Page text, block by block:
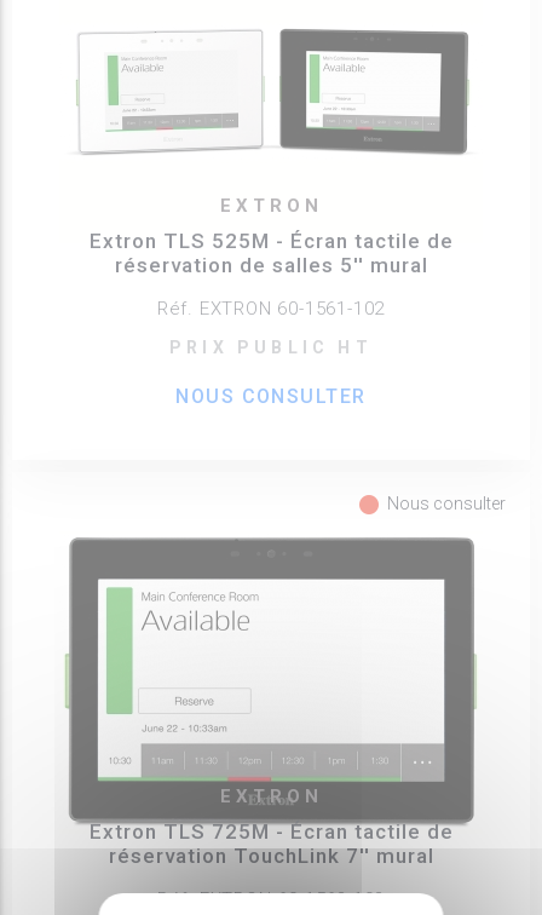
EXTRON
Extron TLS 525M - Écran tactile de
réservation de salles 5'' mural
Réf. EXTRON 60-1561-102
PRIX PUBLIC HT
NOUS CONSULTER
fiber_manual_record Nous consulter
EXTRON
Extron TLS 725M - Écran tactile de
réservation TouchLink 7'' mural
Réf. EXTRON 60-1563-103